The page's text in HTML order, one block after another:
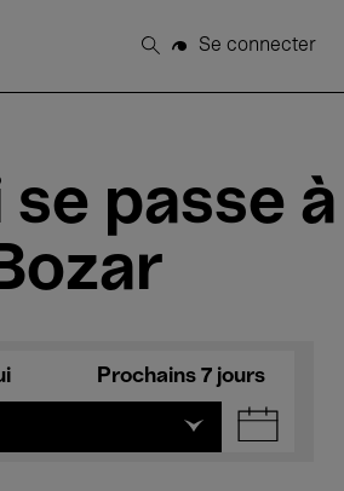
Rechercher
Se connecter
se passe à
Prochains 7 jours